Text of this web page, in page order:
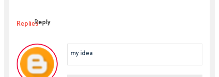
RepliesReply
my idea